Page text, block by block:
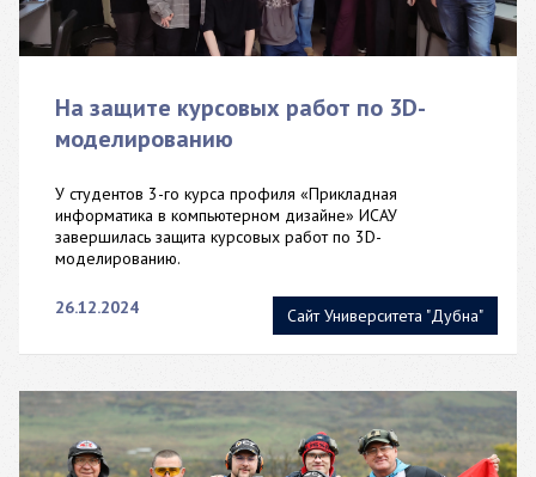
Сайт Университета "Дубна"
На защите курсовых работ по 3D-
моделированию
У студентов 3-го курса профиля «Прикладная
информатика в компьютерном дизайне» ИСАУ
завершилась защита курсовых работ по 3D-
моделированию.
26.12.2024